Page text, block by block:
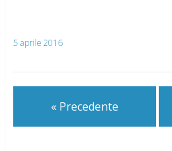
5 aprile 2016
« Precedente